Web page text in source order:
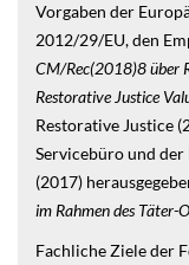
Vorgaben der
2012/29/EU, den
CM/Rec(2018)8 über
Restorative Justice
Restorative Justice
Servicebüro und der
(2017)
im Rahmen des Täter-
Fachliche Ziele der